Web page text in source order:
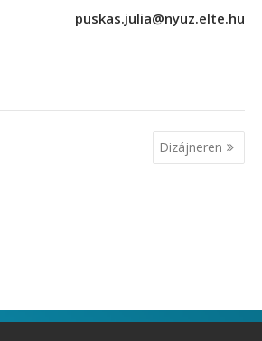
puskas.julia@nyuz.elte.hu
Dizájneren